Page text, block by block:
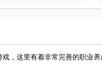
，这里有着非常完善的职业